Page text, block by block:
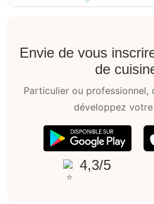
Envie de vous
de
Particulier ou
développez
4,3/5